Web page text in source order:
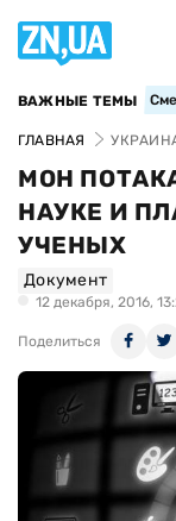
ВАЖНЫЕ ТЕМЫ
ГЛАВНАЯ
МОН
НАУКЕ И
УЧЕНЫХ
Документ
12 декабря, 2016,
Поделиться